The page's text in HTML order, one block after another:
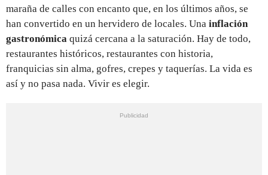
maraña de calles con encanto que, en los últimos años, se
han convertido en un hervidero de locales. Una inflación
gastronómica quizá cercana a la saturación. Hay de todo,
restaurantes históricos, restaurantes con historia,
franquicias sin alma, gofres, crepes y taquerías. La vida es
así y no pasa nada. Vivir es elegir.